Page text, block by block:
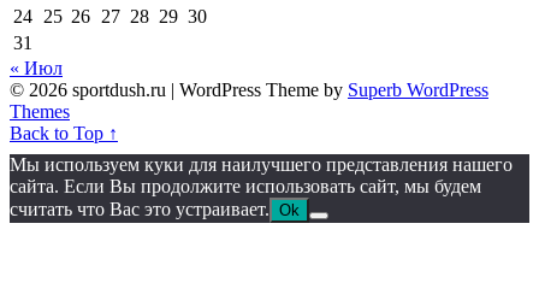
24 25 26 27 28 29 30
31
« Июл
© 2026 sportdush.ru | WordPress Theme by Superb WordPress
Themes
Back to Top ↑
Мы используем куки для наилучшего представления нашего
сайта. Если Вы продолжите использовать сайт, мы будем
считать что Вас это устраивает. Ok